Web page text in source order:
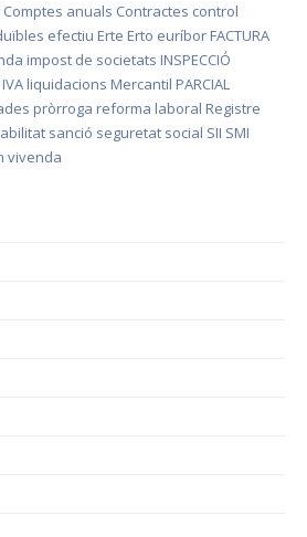
Comptes anuals Contractes control
efectiu Erte Erto euríbor FACTURA
impost de societats INSPECCIÓ
IVA liquidacions Mercantil PARCIAL
pròrroga reforma laboral Registre
sanció seguretat social SII SMI
vivenda